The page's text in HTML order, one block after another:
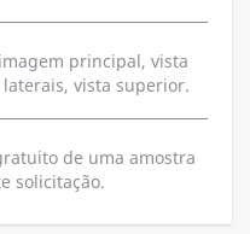
principal, vista
vista superior.
de uma amostra
solicitação.